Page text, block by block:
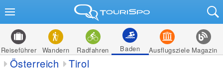
Reiseführer Wandern Radfahren Baden Ausflugsziele Magazin
Österreich Tirol